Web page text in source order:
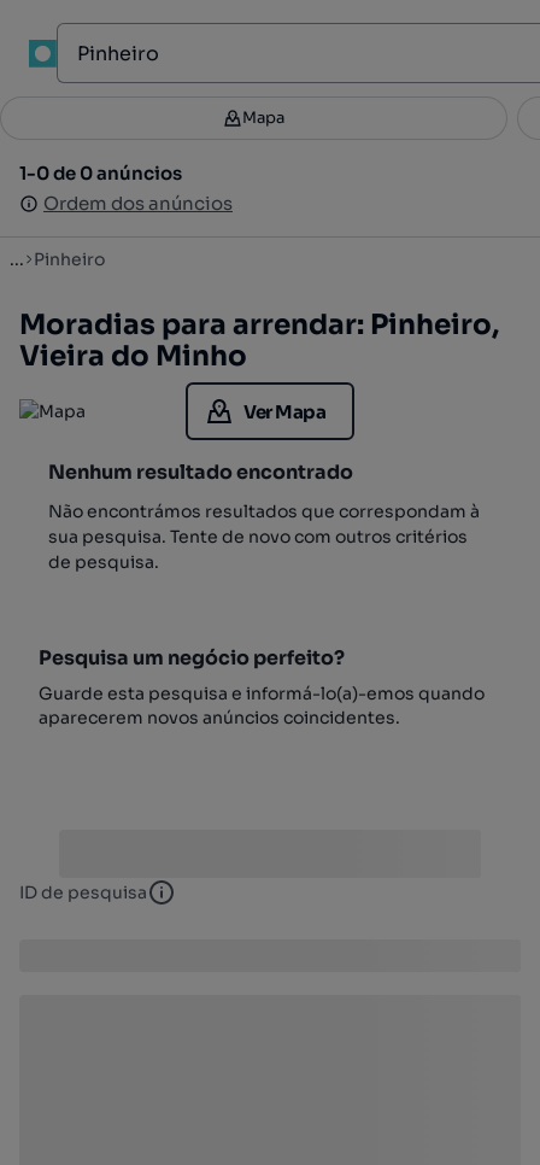
Filtros 3
1-0 de 0 anúncios
Ordem dos anúncios
Mapa
1-0 de 0 anúncios
Ordem dos anúncios
... Pinheiro
Moradias para arrendar: Pinheiro,
Vieira do Minho
Ver Mapa
Nenhum resultado encontrado
Não encontrámos resultados que correspondam à
sua pesquisa. Tente de novo com outros critérios
de pesquisa.
Pesquisa um negócio perfeito?
Guarde esta pesquisa e informá-lo(a)-emos quando
aparecerem novos anúncios coincidentes.
ID de pesquisa ID de pesquisa